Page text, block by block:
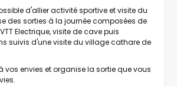
d'allier activité sportive et visite du
des sorties à la journée composées de
Electrique, visite de cave puis
suivis d'une visite du village cathare de
vos envies et organise la sortie que vous